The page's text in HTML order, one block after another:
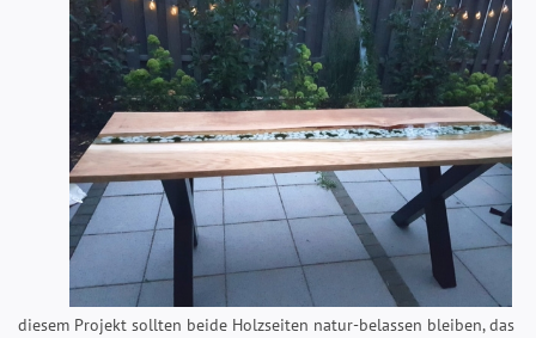
diesem Projekt sollten beide Holzseiten natur-belassen bleiben, das